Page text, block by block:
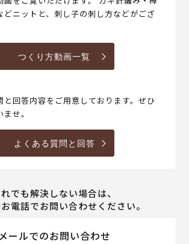
どニットと、刺し子の刺し方などがござ
つくり方動画一覧
と回答内容をご用意しております。ぜひ
せ。
よくある質問と回答
でも解決しない場合は、
電話でお問い合わせください。
メールでのお問い合わせ